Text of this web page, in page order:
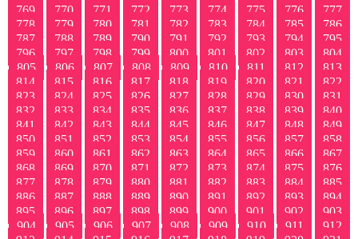
769
770 771 772 773 774 775 776
777
778
779 780 781 782 783 784 785
786
787
788 789 790 791 792 793 794
795
796
797 798 799 800 801 802 803
804
805
806 807 808 809 810 811 812
813
814
815 816 817 818 819 820 821
822
823
824 825 826 827 828 829 830
831
832
833 834 835 836 837 838 839
840
841
842 843 844 845 846 847 848
849
850
851 852 853 854 855 856 857
858
859
860 861 862 863 864 865 866
867
868
869 870 871 872 873 874 875
876
877
878 879 880 881 882 883 884
885
886
887 888 889 890 891 892 893
894
895
896 897 898 899 900 901 902
903
904
905 906 907 908 909 910 911
912